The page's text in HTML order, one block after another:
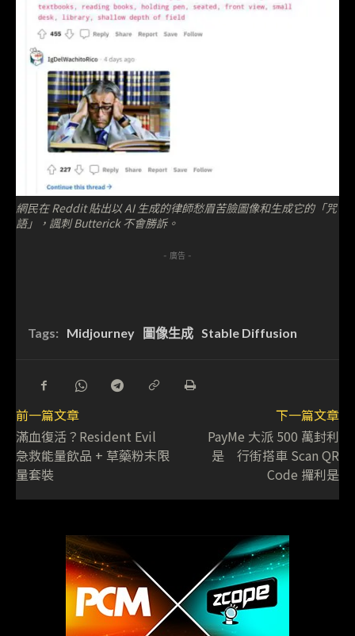
網民在 Reddit 貼出以 AI 生成的律師愁眉苦臉圖像和生成它的「咒
語」，諷刺 Butterick 不會勝訴。
- 廣告 -
Tags: Midjourney 圖像生成 Stable Diffusion
前一篇文章
滿血復活？Resident Evil
急救能量飲品 + 草藥粉末限
量套裝
下一篇文章
PayMe 大派 500 萬封利
是 行街搭車 Scan QR
Code 攞利是